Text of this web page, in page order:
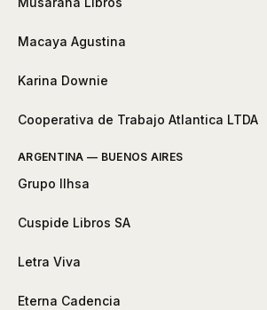
Macaya Agustina
Karina Downie
Cooperativa de Trabajo Atlantica LTDA
ARGENTINA — BUENOS AIRES
Grupo Ilhsa
Cuspide Libros SA
Letra Viva
Eterna Cadencia